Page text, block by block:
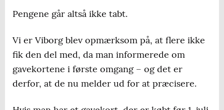
Pengene går altså ikke tabt.
Vi er Viborg blev opmærksom på, at flere ikke
fik den del med, da man informerede om
gavekortene i første omgang – og det er
derfor, at de nu melder ud for at præcisere.